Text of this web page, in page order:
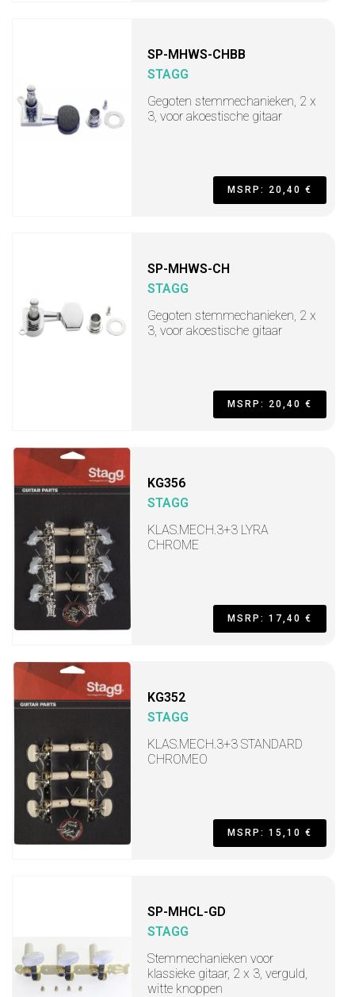
SP-MHWS-CHBB
STAGG
Gegoten stemmechanieken, 2 x
3, voor akoestische gitaar
MSRP: 20,40 €
SP-MHWS-CH
STAGG
Gegoten stemmechanieken, 2 x
3, voor akoestische gitaar
MSRP: 20,40 €
KG356
STAGG
KLAS.MECH.3+3 LYRA
CHROME
MSRP: 17,40 €
KG352
STAGG
KLAS.MECH.3+3 STANDARD
CHROMEO
MSRP: 15,10 €
SP-MHCL-GD
STAGG
Stemmechanieken voor
klassieke gitaar, 2 x 3, verguld,
witte knoppen